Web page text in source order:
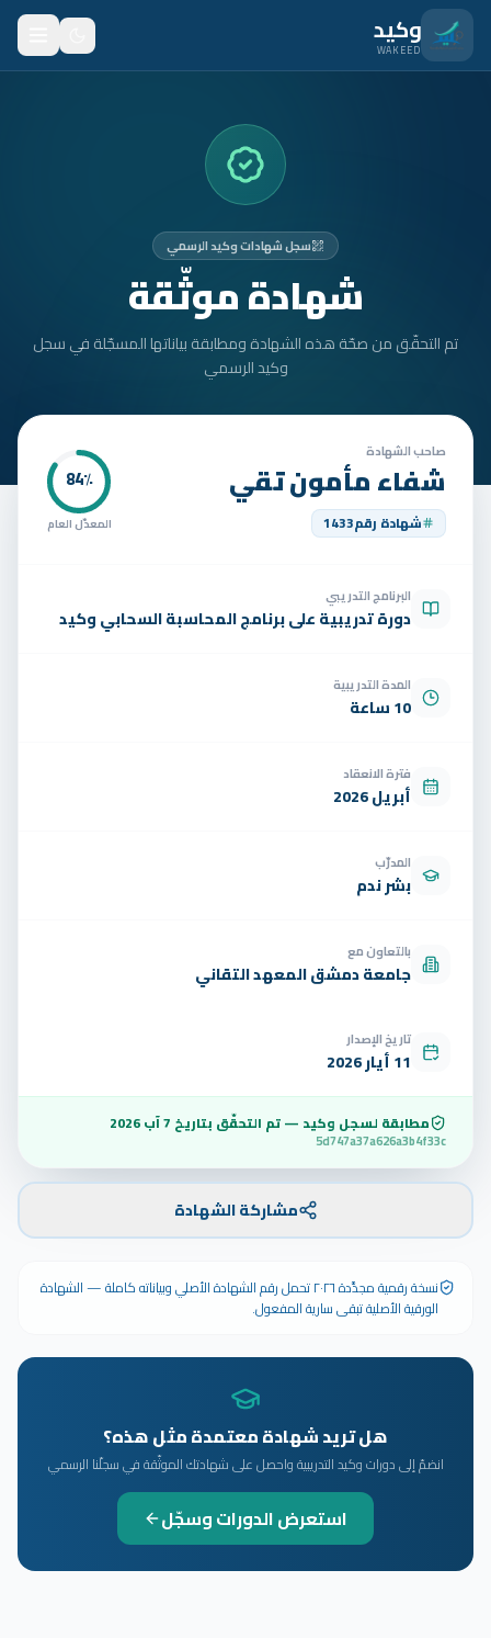
انتقل للمحتوى الرئيسي
وكيد
WAKEED
المتدربون
الأمان
تواصل
الوظائف
سجل شهادات وكيد الرسمي
شهادة موثّقة
تم التحقّق من صحّة هذه الشهادة ومطابقة بياناتها المسجّلة في سجل
وكيد الرسمي
صاحب الشهادة
شفاء مأمون تقي
شهادة رقم1433
84٪
المعدّل العام
البرنامج التدريبي
دورة تدريبية على برنامج المحاسبة السحابي وكيد
المدة التدريبية
10 ساعة
فترة الانعقاد
أبريل 2026
المدرّب
بشر ندم
بالتعاون مع
جامعة دمشق المعهد التقاني
تاريخ الإصدار
11 أيار 2026
مطابقة لسجل وكيد — تم التحقّق بتاريخ 7 آب 2026
5d747a37a626a3b4f33c
مشاركة الشهادة
نسخة رقمية مجدَّدة ٢٠٢٦ تحمل رقم الشهادة الأصلي وبياناته كاملة — الشهادة
الورقية الأصلية تبقى سارية المفعول.
هل تريد شهادة معتمدة مثل هذه؟
انضمّ إلى دورات وكيد التدريبية واحصل على شهادتك الموثّقة في سجلّنا الرسمي
استعرض الدورات وسجّل